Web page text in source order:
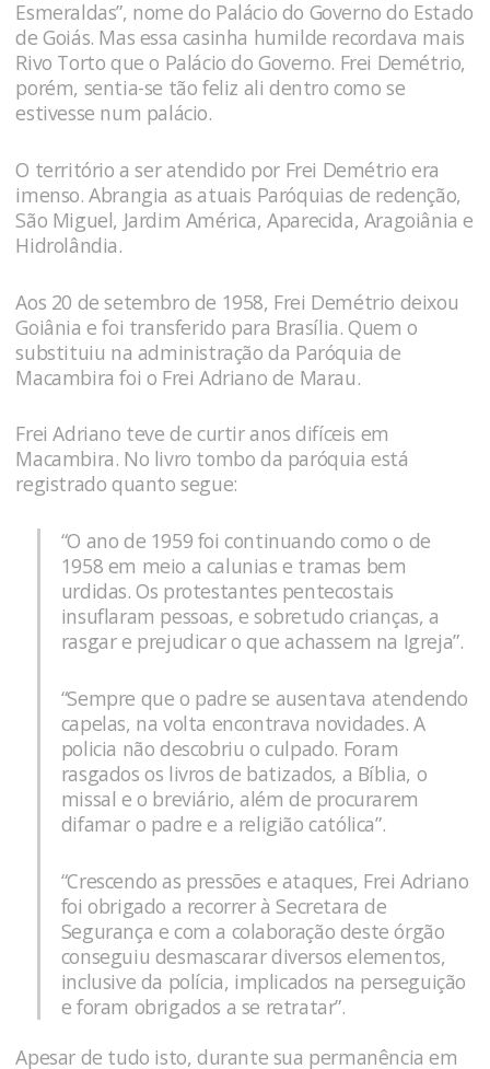
Esmeraldas”, nome do Palácio do Governo do Estado
de Goiás. Mas essa casinha humilde recordava mais
Rivo Torto que o Palácio do Governo. Frei Demétrio,
porém, sentia-se tão feliz ali dentro como se
estivesse num palácio.
O território a ser atendido por Frei Demétrio era
imenso. Abrangia as atuais Paróquias de redenção,
São Miguel, Jardim América, Aparecida, Aragoiânia e
Hidrolândia.
Aos 20 de setembro de 1958, Frei Demétrio deixou
Goiânia e foi transferido para Brasília. Quem o
substituiu na administração da Paróquia de
Macambira foi o Frei Adriano de Marau.
Frei Adriano teve de curtir anos difíceis em
Macambira. No livro tombo da paróquia está
registrado quanto segue:
“O ano de 1959 foi continuando como o de
1958 em meio a calunias e tramas bem
urdidas. Os protestantes pentecostais
insuflaram pessoas, e sobretudo crianças, a
rasgar e prejudicar o que achassem na Igreja”.
“Sempre que o padre se ausentava atendendo
capelas, na volta encontrava novidades. A
policia não descobriu o culpado. Foram
rasgados os livros de batizados, a Bíblia, o
missal e o breviário, além de procurarem
difamar o padre e a religião católica”.
“Crescendo as pressões e ataques, Frei Adriano
foi obrigado a recorrer à Secretara de
Segurança e com a colaboração deste órgão
conseguiu desmascarar diversos elementos,
inclusive da polícia, implicados na perseguição
e foram obrigados a se retratar”.
Apesar de tudo isto, durante sua permanência em